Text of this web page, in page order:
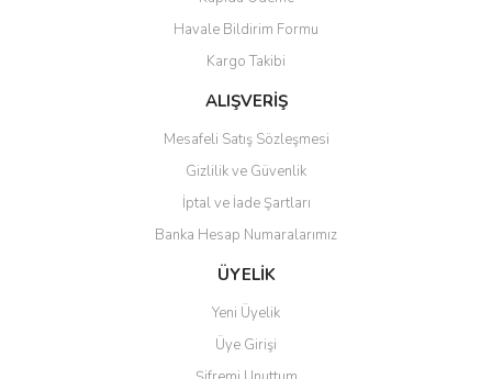
Bu ürüne benzer farklı alternatifler olmalı.
Gönder
Havale Bildirim Formu
Kargo Takibi
ALIŞVERİŞ
Mesafeli Satış Sözleşmesi
Gizlilik ve Güvenlik
İptal ve İade Şartları
Banka Hesap Numaralarımız
ÜYELİK
Yeni Üyelik
Üye Girişi